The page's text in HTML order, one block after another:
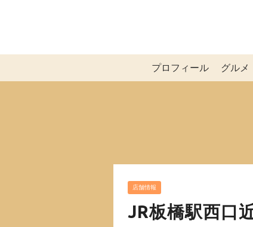
プロフィール グルメ
店舗情報
JR板橋駅西口